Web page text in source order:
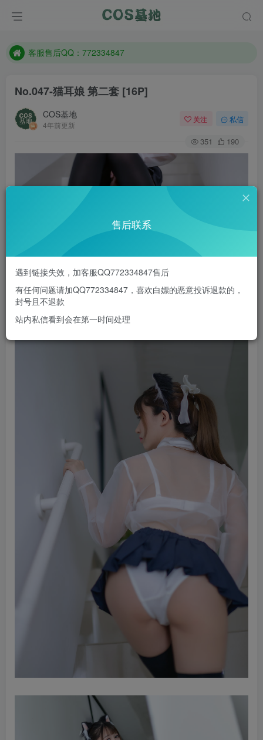
防失联：百度搜索《一七天佳》，实时查看最新站点。
遇到任何问题加客服QQ：772334847
No.047-猫耳娘 第二套 [16P]
COS基地
4年前更新
关注 私信
351 190
售后联系
遇到链接失效，加客服QQ772334847售后
有任何问题请加QQ772334847，喜欢白嫖的恶意投诉退款的，
封号且不退款
站内私信看到会在第一时间处理